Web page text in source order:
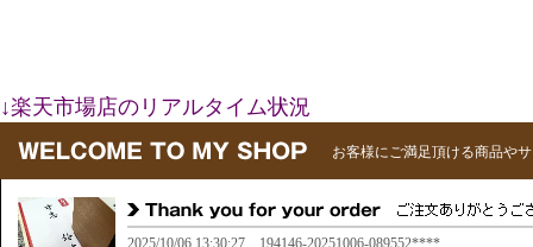
↓楽天市場店のリアルタイム状況